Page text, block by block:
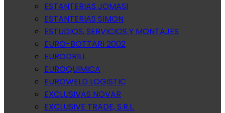
ESTANTERIAS JOMASI
ESTANTERIAS SIMON
ESTUDIOS, SERVICIOS Y MONTAJES
EURO-BOTTARI 2002
EURODRILL
EUROQUIMICA
EUROWELD LOGISTIC
EXCLUSIVAS NOVAR
EXCLUSIVE TRADE, S.R.L.